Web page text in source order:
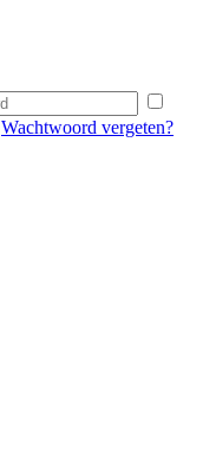
Wachtwoord vergeten?